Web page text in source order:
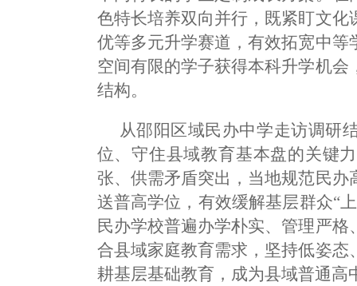
色特长培养双向并行，既紧盯文
优等多元升学赛道，有效拓宽中
空间有限的学子获得本科升学机
结构。
从邵阳区域民办中学走访调研
位、守住县域教育基本盘的关键
张、供需矛盾突出，当地规范民
送普高学位，有效缓解基层群众“
民办学校普遍办学朴实、管理严
合县域家庭教育需求，坚持低姿
耕基层基础教育，成为县域普通高